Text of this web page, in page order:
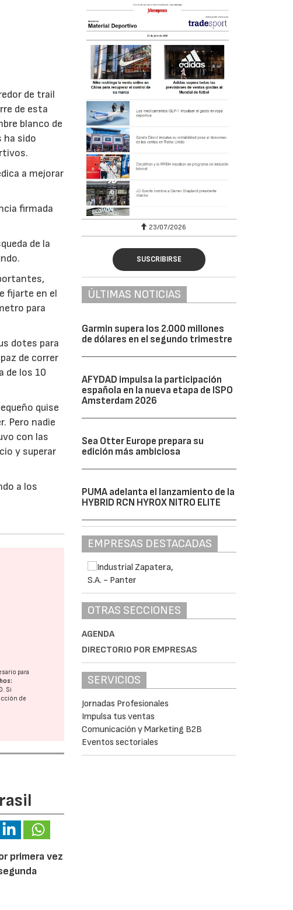
de trail
de esta
blanco de
ha sido
a mejorar
firmada
de la
fijarte en el
para
dotes para
de correr
de los 10
quise
Pero nadie
con las
y superar
a los
para
. Si
de
primera vez
07/2026 23/07/2026
SUSCRIBIRSE
ÚLTIMAS NOTICIAS
Garmin supera los 2.000 millones
de dólares en el segundo trimestre
AFYDAD impulsa la participación
española en la nueva etapa de ISPO
Amsterdam 2026
Sea Otter Europe prepara su
edición más ambiciosa
PUMA adelanta el lanzamiento de la
HYBRID RCN HYROX NITRO ELITE
EMPRESAS DESTACADAS
OTRAS SECCIONES
AGENDA
DIRECTORIO POR EMPRESAS
SERVICIOS
Jornadas Profesionales
Impulsa tus ventas
Comunicación y Marketing B2B
Eventos sectoriales